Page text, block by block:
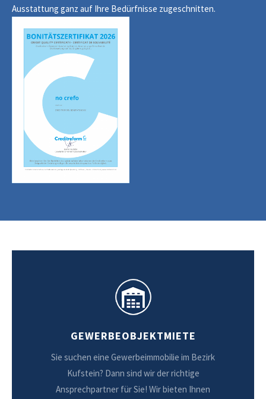
Ausstattung ganz auf Ihre Bedürfnisse zugeschnitten.
GEWERBEOBJEKTMIETE
Sie suchen eine Gewerbeimmobilie im Bezirk
Kufstein? Dann sind wir der richtige
Ansprechpartner für Sie! Wir bieten Ihnen